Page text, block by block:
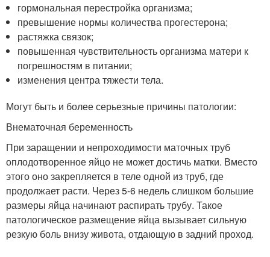
гормональная перестройка организма;
превышение нормы количества прогестерона;
растяжка связок;
повышенная чувствительность организма матери к
погрешностям в питании;
изменения центра тяжести тела.
Могут быть и более серьезные причины патологии:
Внематочная беременность
При заращении и непроходимости маточных труб
оплодотворенное яйцо не может достичь матки. Вместо
этого оно закрепляется в теле одной из труб, где
продолжает расти. Через 5-6 недель слишком большие
размеры яйца начинают распирать трубу. Такое
патологическое размещение яйца вызывает сильную
резкую боль внизу живота, отдающую в задний проход.